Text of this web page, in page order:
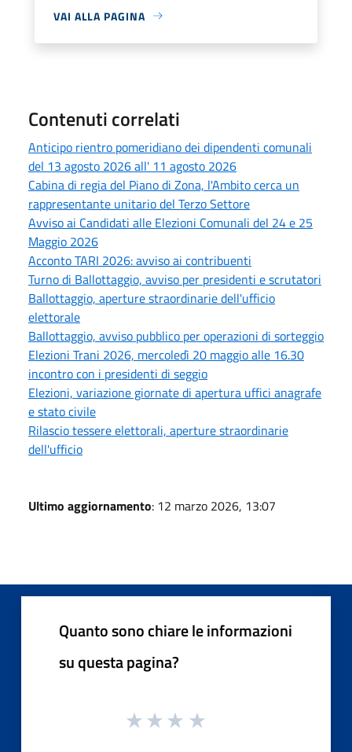
VAI ALLA PAGINA
Contenuti correlati
Anticipo rientro pomeridiano dei dipendenti comunali
del 13 agosto 2026 all' 11 agosto 2026
Cabina di regia del Piano di Zona, l'Ambito cerca un
rappresentante unitario del Terzo Settore
Avviso ai Candidati alle Elezioni Comunali del 24 e 25
Maggio 2026
Acconto TARI 2026: avviso ai contribuenti
Turno di Ballottaggio, avviso per presidenti e scrutatori
Ballottaggio, aperture straordinarie dell'ufficio
elettorale
Ballottaggio, avviso pubblico per operazioni di sorteggio
Elezioni Trani 2026, mercoledì 20 maggio alle 16.30
incontro con i presidenti di seggio
Elezioni, variazione giornate di apertura uffici anagrafe
e stato civile
Rilascio tessere elettorali, aperture straordinarie
dell'ufficio
Ultimo aggiornamento: 12 marzo 2026, 13:07
Quanto sono chiare le informazioni
su questa pagina?